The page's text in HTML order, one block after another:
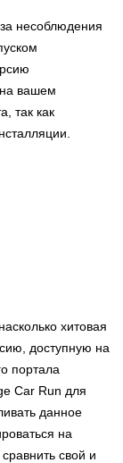
несоблюдения
вашем
так как
хитовая
доступную на
портала
Car Run для
данное
на
свой и